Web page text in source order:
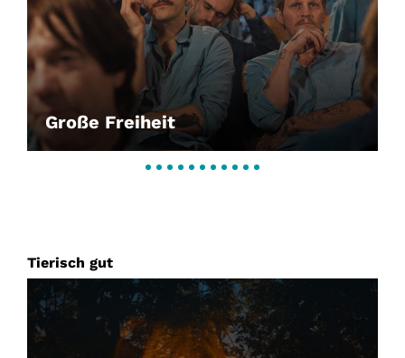
Große Freiheit
Tierisch gut